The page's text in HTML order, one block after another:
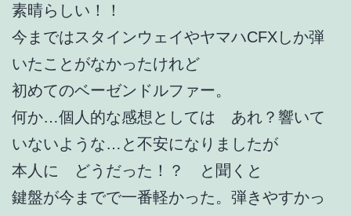
素晴らしい！！
今まではスタインウェイやヤマハCFXしか弾
いたことがなかったけれど
初めてのベーゼンドルファー。
何か…個人的な感想としては あれ？響いて
いないような…と不安になりましたが
本人に どうだった！？ と聞くと
鍵盤が今までで一番軽かった。弾きやすかっ